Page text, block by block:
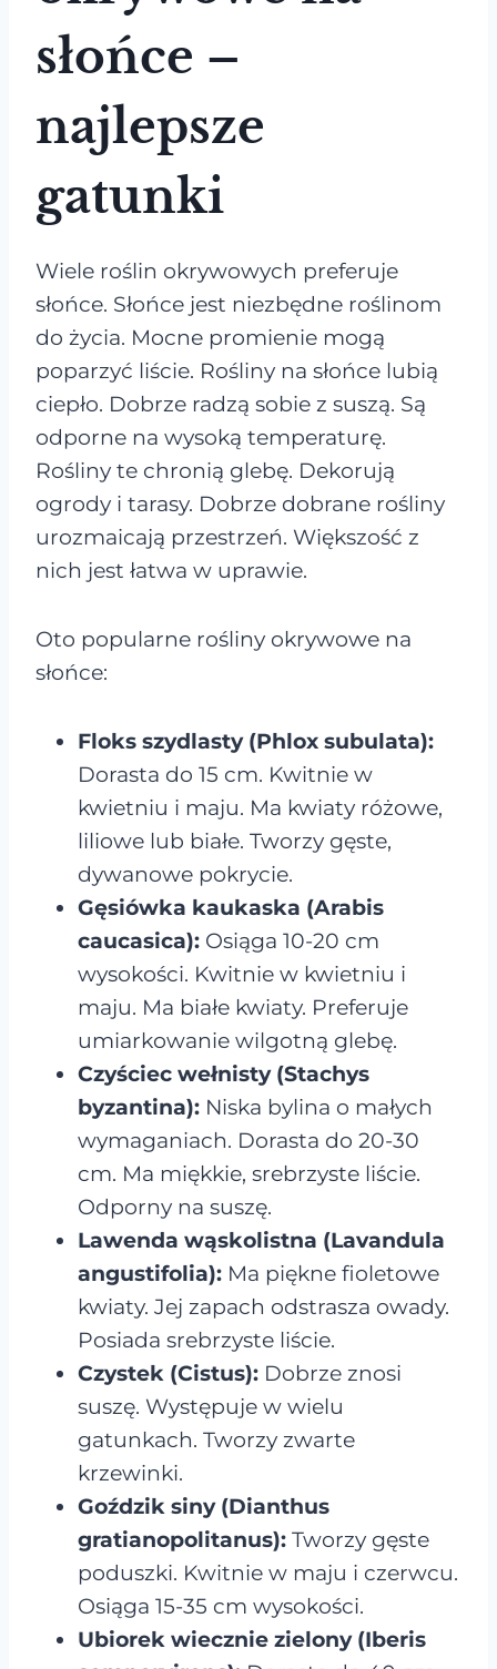
słońce –
najlepsze
gatunki
Wiele roślin okrywowych preferuje
słońce. Słońce jest niezbędne roślinom
do życia. Mocne promienie mogą
poparzyć liście. Rośliny na słońce lubią
ciepło. Dobrze radzą sobie z suszą. Są
odporne na wysoką temperaturę.
Rośliny te chronią glebę. Dekorują
ogrody i tarasy. Dobrze dobrane rośliny
urozmaicają przestrzeń. Większość z
nich jest łatwa w uprawie.
Oto popularne rośliny okrywowe na
słońce:
Floks szydlasty (Phlox subulata):
Dorasta do 15 cm. Kwitnie w
kwietniu i maju. Ma kwiaty różowe,
liliowe lub białe. Tworzy gęste,
dywanowe pokrycie.
Gęsiówka kaukaska (Arabis
caucasica): Osiąga 10-20 cm
wysokości. Kwitnie w kwietniu i
maju. Ma białe kwiaty. Preferuje
umiarkowanie wilgotną glebę.
Czyściec wełnisty (Stachys
byzantina): Niska bylina o małych
wymaganiach. Dorasta do 20-30
cm. Ma miękkie, srebrzyste liście.
Odporny na suszę.
Lawenda wąskolistna (Lavandula
angustifolia): Ma piękne fioletowe
kwiaty. Jej zapach odstrasza owady.
Posiada srebrzyste liście.
Czystek (Cistus): Dobrze znosi
suszę. Występuje w wielu
gatunkach. Tworzy zwarte
krzewinki.
Goździk siny (Dianthus
gratianopolitanus): Tworzy gęste
poduszki. Kwitnie w maju i czerwcu.
Osiąga 15-35 cm wysokości.
Ubiorek wiecznie zielony (Iberis